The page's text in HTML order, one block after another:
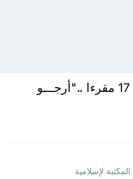
القرآن الكريم كاملا بقراءة 17 مقرءا .."أرجـــو
المكتبة لإسلامية